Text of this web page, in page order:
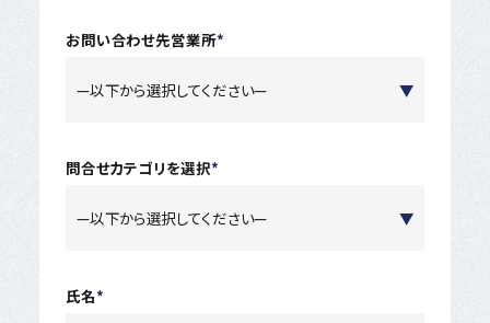
お問い合わせ先営業所*
問合せカテゴリを選択*
氏名*